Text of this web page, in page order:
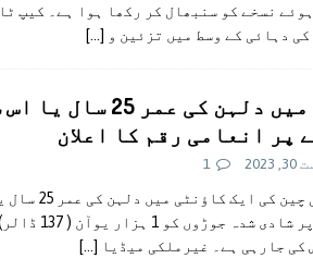
نسخے کو سنبھال کر رکھا ہوا ہے۔ کیپ
[…]
چین میں دلہن کی عمر 25
پر انعامی رقم کا اعلان
1
مشرقی چین کی ایک
ہونے پر شادی شدہ
کی جارہی ہے۔ غیرملکی میڈیا […]